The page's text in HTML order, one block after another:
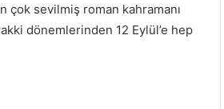
çok sevilmiş roman kahramanı
dönemlerinden 12 Eylül’e hep